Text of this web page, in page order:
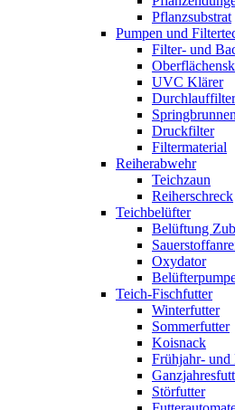
Pflanzsubstrat
Pumpen und
Filter- und
UVC Klärer
Durchlauffilter
Druckfilter
Filtermaterial
Reiherabwehr
Teichzaun
Reiherschreck
Teichbelüfter
Belüftung
Oxydator
Teich-Fischfutter
Winterfutter
Sommerfutter
Koisnack
Frühjahr- und
Störfutter